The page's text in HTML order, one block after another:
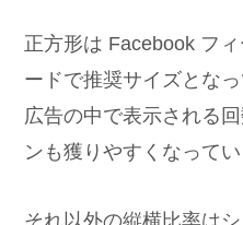
正方形は Facebook フ
ードで推奨サイズとな
広告の中で表示される
ンも獲りやすくなってい
それ以外の縦横比率は